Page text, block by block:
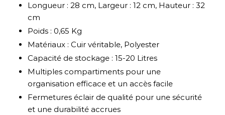
Longueur : 28 cm, Largeur : 12 cm, Hauteur : 32
cm
Poids : 0,65 Kg
Matériaux : Cuir véritable, Polyester
Capacité de stockage : 15-20 Litres
Multiples compartiments pour une
organisation efficace et un accès facile
Fermetures éclair de qualité pour une sécurité
et une durabilité accrues